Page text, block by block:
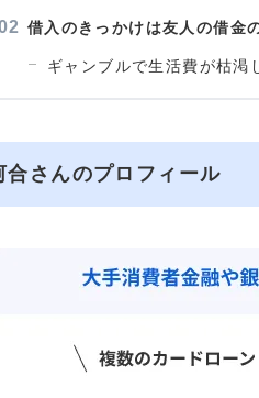
借入のきっかけは友人の借金
ギャンブルで生活費が枯渇
合さんのプロフィール